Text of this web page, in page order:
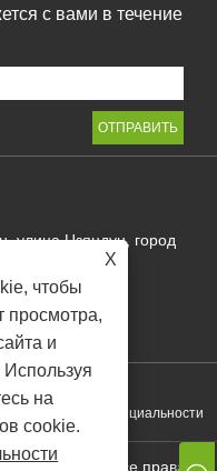
X
чтобы
просмотра,
и
Используя
на
cookie.
с вами в течение
улица Цзяндун, город
политика конфиденциальности
Co., Ltd. Все права